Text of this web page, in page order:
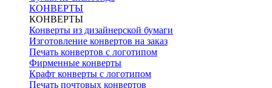
КОНВЕРТЫ
КОНВЕРТЫ
Конверты из дизайнерской бумаги
Изготовление конвертов на заказ
Печать конвертов с логотипом
Фирменные конверты
Крафт конверты с логотипом
Печать почтовых конвертов